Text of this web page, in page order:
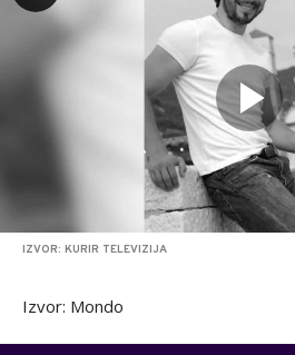
IZVOR: KURIR TELEVIZIJA
Izvor: Mondo